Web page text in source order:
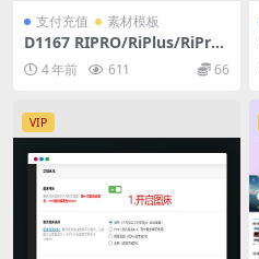
支付充值 素材模板
D1167 RIPRO/RiPlus/RiPro-
V2/Rizhuti-V2易支付接口插
件 4 年前 611 66
VIP